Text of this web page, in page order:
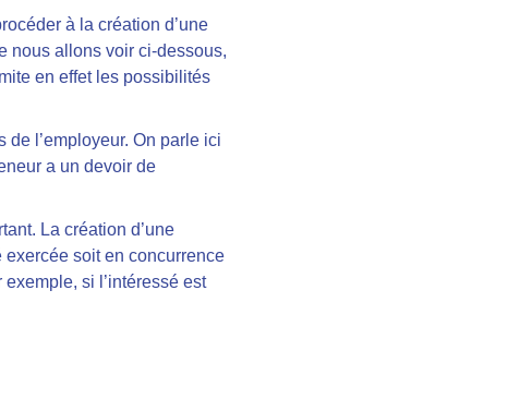
à la création d’une
nous allons voir ci-dessous,
en effet les possibilités
l’employeur. On parle ici
a un devoir de
La création d’une
exercée soit en concurrence
si l’intéressé est